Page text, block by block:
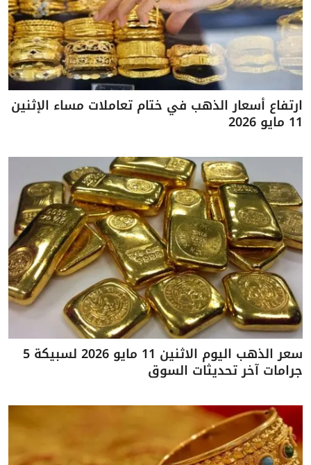
ارتفاع أسعار الذهب في ختام تعاملات مساء الإثنين
11 مايو 2026
سعر الذهب اليوم الاثنين 11 مايو 2026 لسبيكة 5
جرامات آخر تحديثات السوق